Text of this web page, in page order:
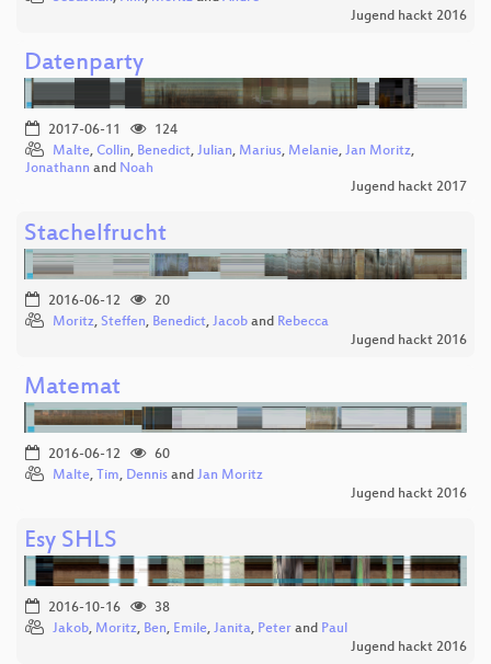
Jugend hackt 2016
Datenparty
2017-06-11
124
Malte, Collin, Benedict, Julian, Marius, Melanie, Jan Moritz,
Jonathann and Noah
Jugend hackt 2017
Stachelfrucht
2016-06-12
20
Moritz, Steffen, Benedict, Jacob and Rebecca
Jugend hackt 2016
Matemat
2016-06-12
60
Malte, Tim, Dennis and Jan Moritz
Jugend hackt 2016
Esy SHLS
2016-10-16
38
Jakob, Moritz, Ben, Emile, Janita, Peter and Paul
Jugend hackt 2016